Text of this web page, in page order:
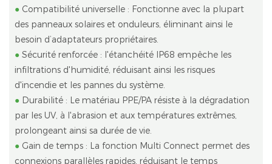
● Compatibilité universelle : Fonctionne avec la plupart
des panneaux solaires et onduleurs, éliminant ainsi le
besoin d’adaptateurs propriétaires.
● Sécurité renforcée : l'étanchéité IP68 empêche les
infiltrations d'humidité, réduisant ainsi les risques
d'incendie et les pannes du système.
● Durabilité : Le matériau PPE/PA résiste à la dégradation
par les UV, à l'abrasion et aux températures extrêmes,
prolongeant ainsi sa durée de vie.
●Gain de temps : La fonction Multi Connect permet des
connexions parallèles rapides, réduisant le temps